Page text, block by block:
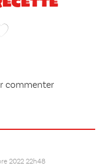
commenter
2022 22h48